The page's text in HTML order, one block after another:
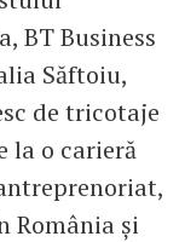
BT Business
Săftoiu,
de tricotaje
la o carieră
România și